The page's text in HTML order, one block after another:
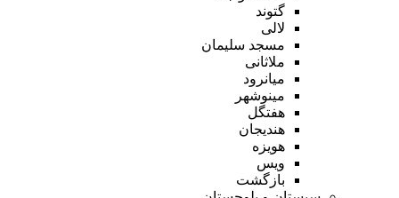
گتوند
لالی
مسجد سلیمان
ملاثانی
میانرود
مینوشهر
هفتگل
هندیجان
هویزه
ویس
بازگشت